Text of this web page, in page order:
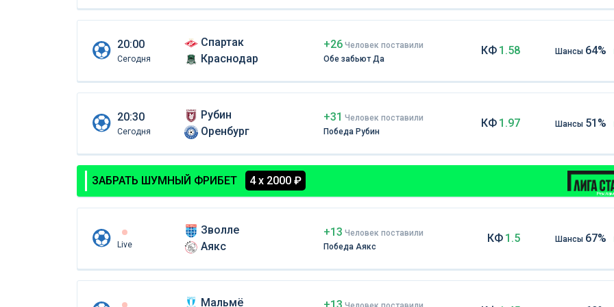
20:00
Сегодня
Спартак
Краснодар
+26 Человек поставили
Обе забьют Да
КФ 1.58 Шансы 64%
20:30
Сегодня
Рубин
Оренбург
+31 Человек поставили
Победа Рубин
КФ 1.97 Шансы 51%
ЗАБРАТЬ ШУМНЫЙ ФРИБЕТ 4 х 2000 ₽
Live
Зволле
Аякс
+13 Человек поставили
Победа Аякс
КФ 1.5 Шансы 67%
Мальмё